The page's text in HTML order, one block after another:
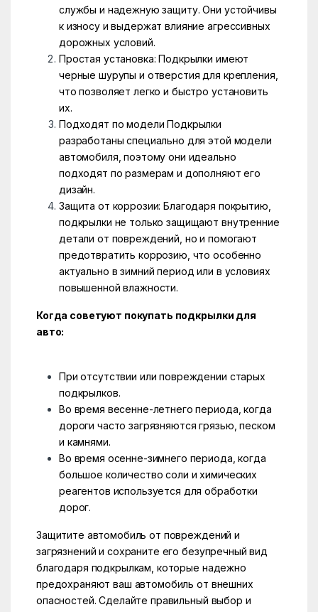
службы и надежную защиту. Они устойчивы
к износу и выдержат влияние агрессивных
дорожных условий.
Простая установка: Подкрылки имеют
черные шурупы и отверстия для крепления,
что позволяет легко и быстро установить
их.
Подходят по модели Подкрылки
разработаны специально для этой модели
автомобиля, поэтому они идеально
подходят по размерам и дополняют его
дизайн.
Защита от коррозии: Благодаря покрытию,
подкрылки не только защищают внутренние
детали от повреждений, но и помогают
предотвратить коррозию, что особенно
актуально в зимний период или в условиях
повышенной влажности.
Когда советуют покупать подкрылки для
авто:
При отсутствии или повреждении старых
подкрылков.
Во время весенне-летнего периода, когда
дороги часто загрязняются грязью, песком
и камнями.
Во время осенне-зимнего периода, когда
большое количество соли и химических
реагентов используется для обработки
дорог.
Защитите автомобиль от повреждений и
загрязнений и сохраните его безупречный вид
благодаря подкрылкам, которые надежно
предохраняют ваш автомобиль от внешних
опасностей. Сделайте правильный выбор и